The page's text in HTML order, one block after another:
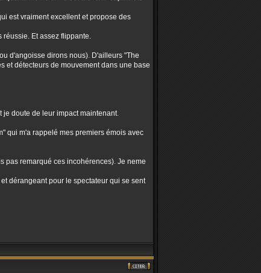
est vraiment excellent et propose des
réussie. Et assez flippante.
d'angoisse dirons nous). D'ailleurs "The
et détecteurs de mouvement dans une base
je doute de leur impact maintenant.
qui m'a rappelé mes premiers émois avec
pas remarqué ces incohérences). Je neme
dérangeant pour le spectateur qui se sent